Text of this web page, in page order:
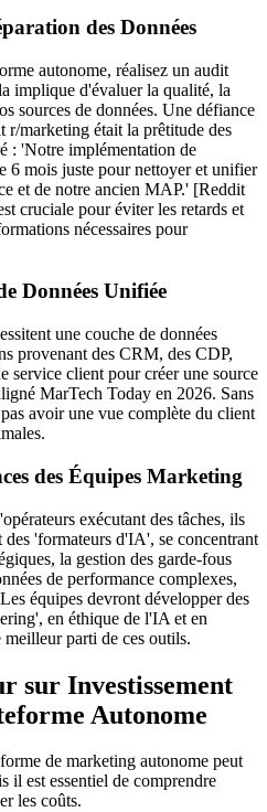
des Données
autonome, réalisez un audit
implique d'évaluer la qualité, la
sources de données. Une défiance
r/marketing était la prêtitude des
: 'Notre implémentation de
6 mois juste pour nettoyer et unifier
et de notre ancien MAP.' [Reddit
cruciale pour éviter les retards et
nécessaires pour
Données Unifiée
une couche de données
provenant des CRM, des CDP,
service client pour créer une source
MarTech Today en 2026. Sans
avoir une vue complète du client
des Équipes Marketing
exécutant des tâches, ils
des 'formateurs d'IA', se concentrant
la gestion des garde-fous
de performance complexes,
équipes devront développer des
en éthique de l'IA et en
parti de ces outils.
sur Investissement
Autonome
de marketing autonome peut
il est essentiel de comprendre
les coûts.